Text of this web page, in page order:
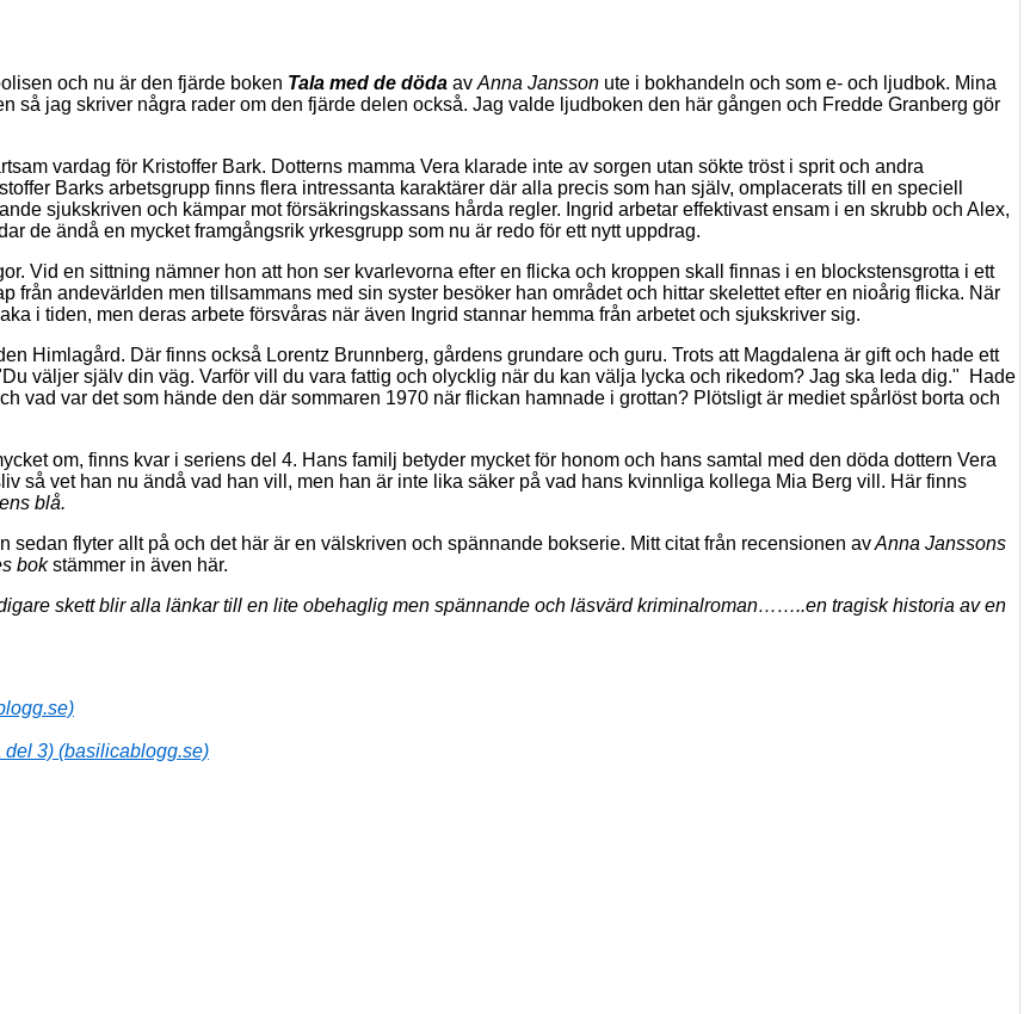
och nu är den fjärde boken Tala med de döda av Anna Jansson ute i bokhandeln och som e- och ljudbok. Mina
så jag skriver några rader om den fjärde delen också. Jag valde ljudboken den här gången och Fredde Granberg gör
vardag för Kristoffer Bark. Dotterns mamma Vera klarade inte av sorgen utan sökte tröst i sprit och andra
Barks arbetsgrupp finns flera intressanta karaktärer där alla precis som han själv, omplacerats till en speciell
sjukskriven och kämpar mot försäkringskassans hårda regler. Ingrid arbetar effektivast ensam i en skrubb och Alex,
de ändå en mycket framgångsrik yrkesgrupp som nu är redo för ett nytt uppdrag.
Vid en sittning nämner hon att hon ser kvarlevorna efter en flicka och kroppen skall finnas i en blockstensgrotta i ett
från andevärlden men tillsammans med sin syster besöker han området och hittar skelettet efter en nioårig flicka. När
i tiden, men deras arbete försvåras när även Ingrid stannar hemma från arbetet och sjukskriver sig.
Himlagård. Där finns också Lorentz Brunnberg, gårdens grundare och guru. Trots att Magdalena är gift och hade ett
väljer själv din väg. Varför vill du vara fattig och olycklig när du kan välja lycka och rikedom? Jag ska leda dig." Hade
vad var det som hände den där sommaren 1970 när flickan hamnade i grottan? Plötsligt är mediet spårlöst borta och
om, finns kvar i seriens del 4. Hans familj betyder mycket för honom och hans samtal med den döda dottern Vera
så vet han nu ändå vad han vill, men han är inte lika säker på vad hans kvinnliga kollega Mia Berg vill. Här finns
blå.
flyter allt på och det här är en välskriven och spännande bokserie. Mitt citat från recensionen avAnna Janssons
bokstämmer in även här.
skett blir alla länkar till en lite obehaglig men spännande och läsvärd kriminalroman……..en tragisk historia av en
3) (basilicablogg.se)